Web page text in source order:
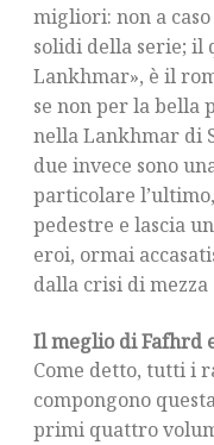
migliori: non a
solidi della serie; il
Lankhmar», è il
se non per la bella
nella Lankhmar di
due invece sono
particolare
pedestre e lascia
eroi, ormai
dalla crisi di mezza
Il meglio di Fafhrd
Come detto, tutti i
compongono
primi quattro